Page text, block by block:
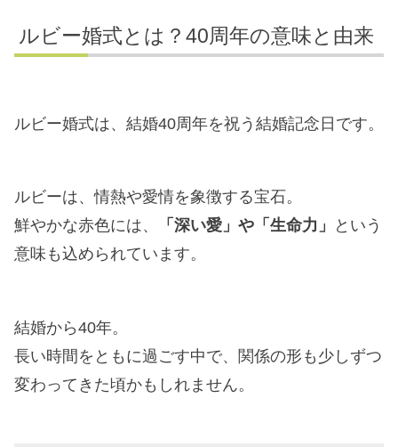
ルビー婚式とは？40周年の意味と由来
ルビー婚式は、結婚40周年を祝う結婚記念日です。
ルビーは、情熱や愛情を象徴する宝石。
鮮やかな赤色には、
「深い愛」や「生命力」
という
意味も込められています。
結婚から40年。
長い時間をともに過ごす中で、関係の形も少しずつ
変わってきた頃かもしれません。